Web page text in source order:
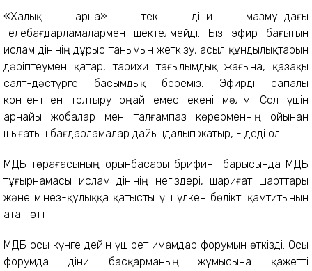
«Халық арна» тек діни мазмұндағы
телебағдарламалармен шектелмейді. Біз эфир бағытын
ислам дінінің дұрыс танымын жеткізу, асыл құндылықтарын
дәріптеумен қатар, тарихи тағылымдық жағына, қазақы
салт-дәстүрге басымдық береміз. Эфирді сапалы
контентпен толтыру оңай емес екені мәлім. Сол үшін
арнайы жобалар мен талғампаз көрерменнің ойынан
шығатын бағдарламалар дайындалып жатыр, - деді ол.
ҚМДБ төрағасының орынбасары брифинг барысында ҚМДБ
тұғырнамасы ислам дінінің негіздері, шариғат шарттары
және мінез-құлыққа қатысты үш үлкен бөлікті қамтитынын
атап өтті.
ҚМДБ осы күнге дейін үш рет имамдар форумын өткізді. Осы
форумда діни басқарманың жұмысына қажетті